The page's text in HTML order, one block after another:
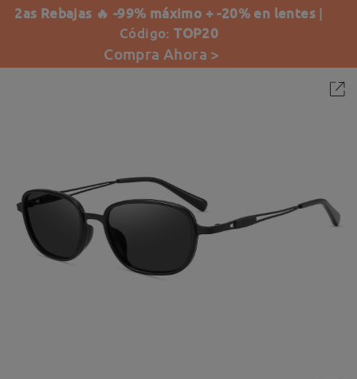
2as Rebajas 🔥 -99% máximo + -20% en lentes |
Código:TOP20
Compra Ahora >